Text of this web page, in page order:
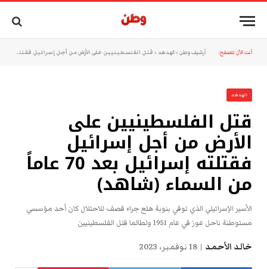
أنت الآن تتصفح: أرشيف وطن »الهدهد » قتل الفلسطينيين على الأرض من أجل إسرائيل فقتلته إسرائيل بعد 70 عاماً من السماء (شاهد)
الهدهد
قتل الفلسطينيين على
الأرض من أجل إسرائيل
فقتلته إسرائيل بعد 70 عاماً
من السماء (شاهد)
الأسير الإسرائيلي الذي توفي بنوبة هلع جراء قصف للاحتلال كان أحد مؤسسي
مستوطنة ناحل عوز في عام 1951 ولطالما قتل الفلسطينيين
خالد الأحمد 18 نوفمبر، 2023